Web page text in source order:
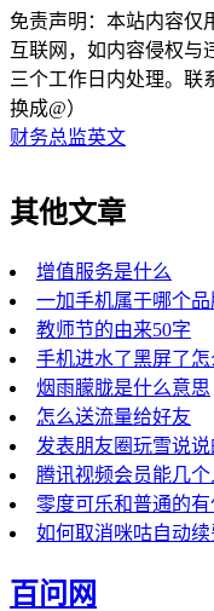
免责声明：本站内容仅
互联网，如内容侵权与
三个工作日内处理。联
换成@）
财务总监英文
其他文章
增值服务是什么
一加手机属于哪个
教师节的由来50字
手机进水了黑屏了
烟雨朦胧是什么意思
怎么送流量给好友
发表朋友圈玩雪说
腾讯视频会员能几
零度可乐和普通的有
如何取消咪咕自动续
百问网